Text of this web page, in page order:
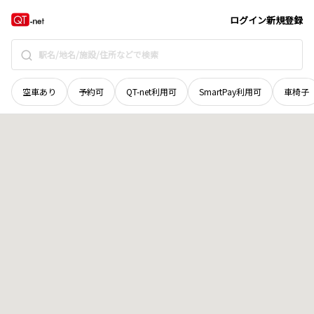
ログイン新規登録
空車あり 予約可 QT-net利用可 SmartPay利用可 車椅子
宮城県